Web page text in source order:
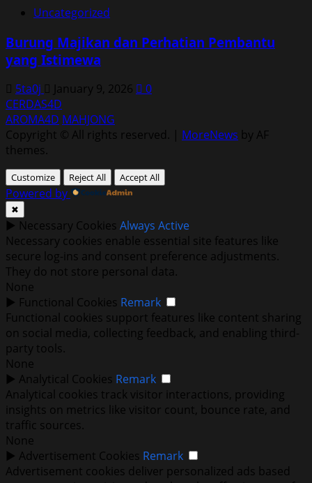
Uncategorized
Burung Majikan dan Perhatian Pembantu
yang Istimewa
5ta0j January 9, 2026
0
CERDAS4D
AROMA4D MAHJONG
Copyright © All rights reserved. | MoreNews by AF
themes.
Customize Reject All Accept All
Powered by
✖
► Necessary Cookies Always Active
Necessary cookies enable essential site features like
secure log-ins and consent preference adjustments.
They do not store personal data.
None
► Functional Cookies Remark
Functional cookies support features like content sharing
on social media, collecting feedback, and enabling third-
party tools.
None
► Analytical Cookies Remark
Analytical cookies track visitor interactions, providing
insights on metrics like visitor count, bounce rate, and
traffic sources.
None
► Advertisement Cookies Remark
Advertisement cookies deliver personalized ads based